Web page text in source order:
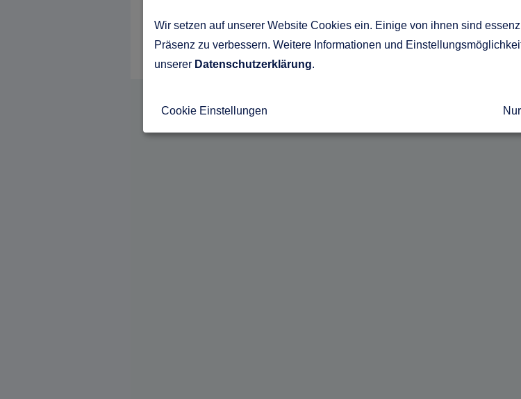
Wir setzen auf unserer Website Cookies ein. Einige von ihnen sind
Präsenz zu verbessern. Weitere Informationen und
unserer Datenschutzerklärung.
Cookie Einstellungen